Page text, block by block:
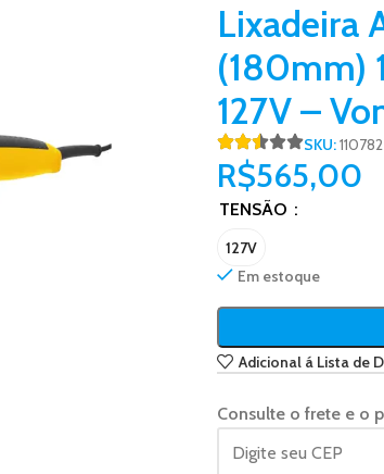
Lixadeira
(180mm)
127V –
SKU:110782
R$565,00
TENSÃO
127V
Em estoque
Adicional á Lista de
Consulte o frete e o